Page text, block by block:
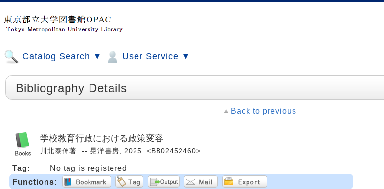
Catalog Search ▼ User Service ▼
Bibliography Details
Back to previous
学校教育行政における政策変容
川北泰伸著. -- 晃洋書房, 2025. <BB02452460>
Tag:
No tag is registered
Functions: